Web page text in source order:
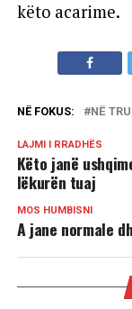
këto acarime.
NË FOKUS: NË
LAJMI I RRADHËS
Këto janë
lëkurën tuaj
MOS HUMBISNI
A jane normale